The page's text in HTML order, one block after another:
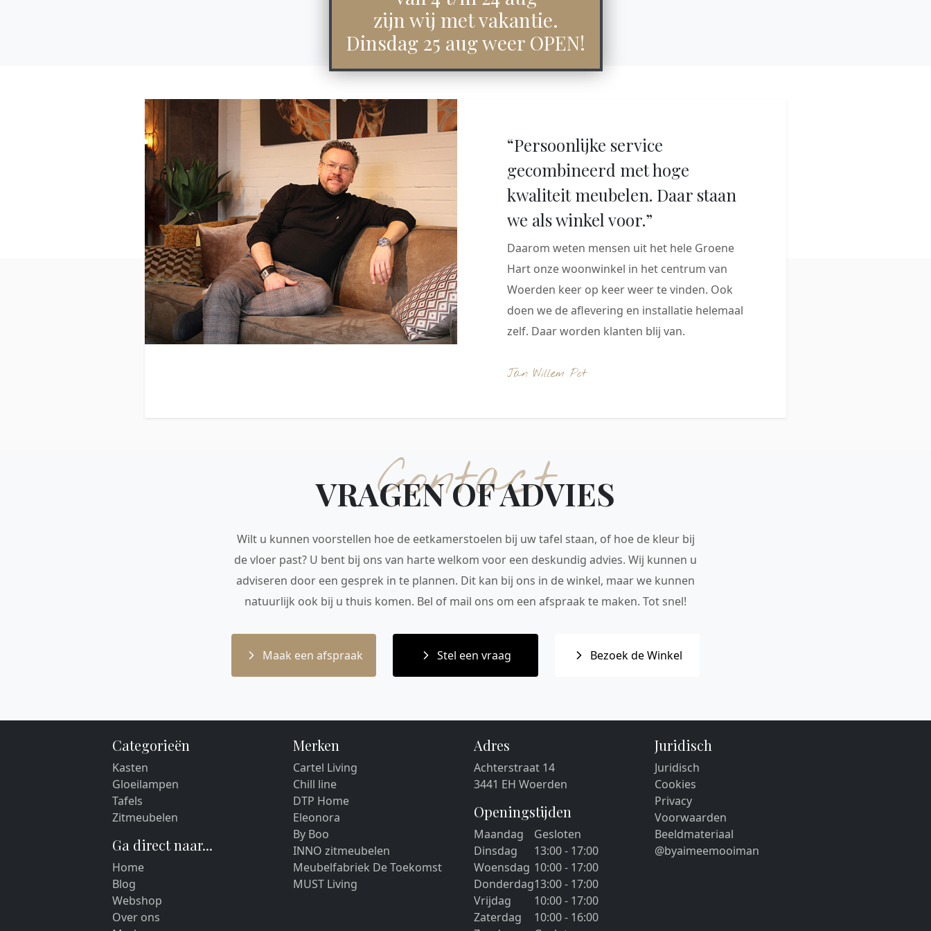
“Persoonlijke service
gecombineerd met hoge
kwaliteit meubelen. Daar staan
we als winkel voor.”
Daarom weten mensen uit het hele Groene
Hart onze woonwinkel in het centrum van
Woerden keer op keer weer te vinden. Ook
doen we de aflevering en installatie helemaal
zelf. Daar worden klanten blij van.
Jan Willem Pot
Contact
VRAGEN OF ADVIES
Wilt u kunnen voorstellen hoe de eetkamerstoelen bij uw tafel staan, of hoe de kleur bij
de vloer past? U bent bij ons van harte welkom voor een deskundig advies. Wij kunnen u
adviseren door een gesprek in te plannen. Dit kan bij ons in de winkel, maar we kunnen
natuurlijk ook bij u thuis komen. Bel of mail ons om een afspraak te maken. Tot snel!
Maak een afspraak Stel een vraag Bezoek de Winkel
Categorieën
Kasten
Gloeilampen
Tafels
Zitmeubelen
Ga direct naar...
Home
Blog
Webshop
Over ons
Merken
Cartel Living
Chill line
DTP Home
Eleonora
By Boo
INNO zitmeubelen
Meubelfabriek De Toekomst
MUST Living
Adres
Achterstraat 14
3441 EH Woerden
Openingstijden
Maandag
Gesloten
Dinsdag
13:00 - 17:00
Woensdag 10:00 - 17:00
Donderdag13:00 - 17:00
Vrijdag
10:00 - 17:00
Zaterdag
10:00 - 16:00
Juridisch
Juridisch
Cookies
Privacy
Voorwaarden
Beeldmateriaal
@byaimeemooiman
zijn wij met vakantie.
Dinsdag 25 aug weer OPEN!